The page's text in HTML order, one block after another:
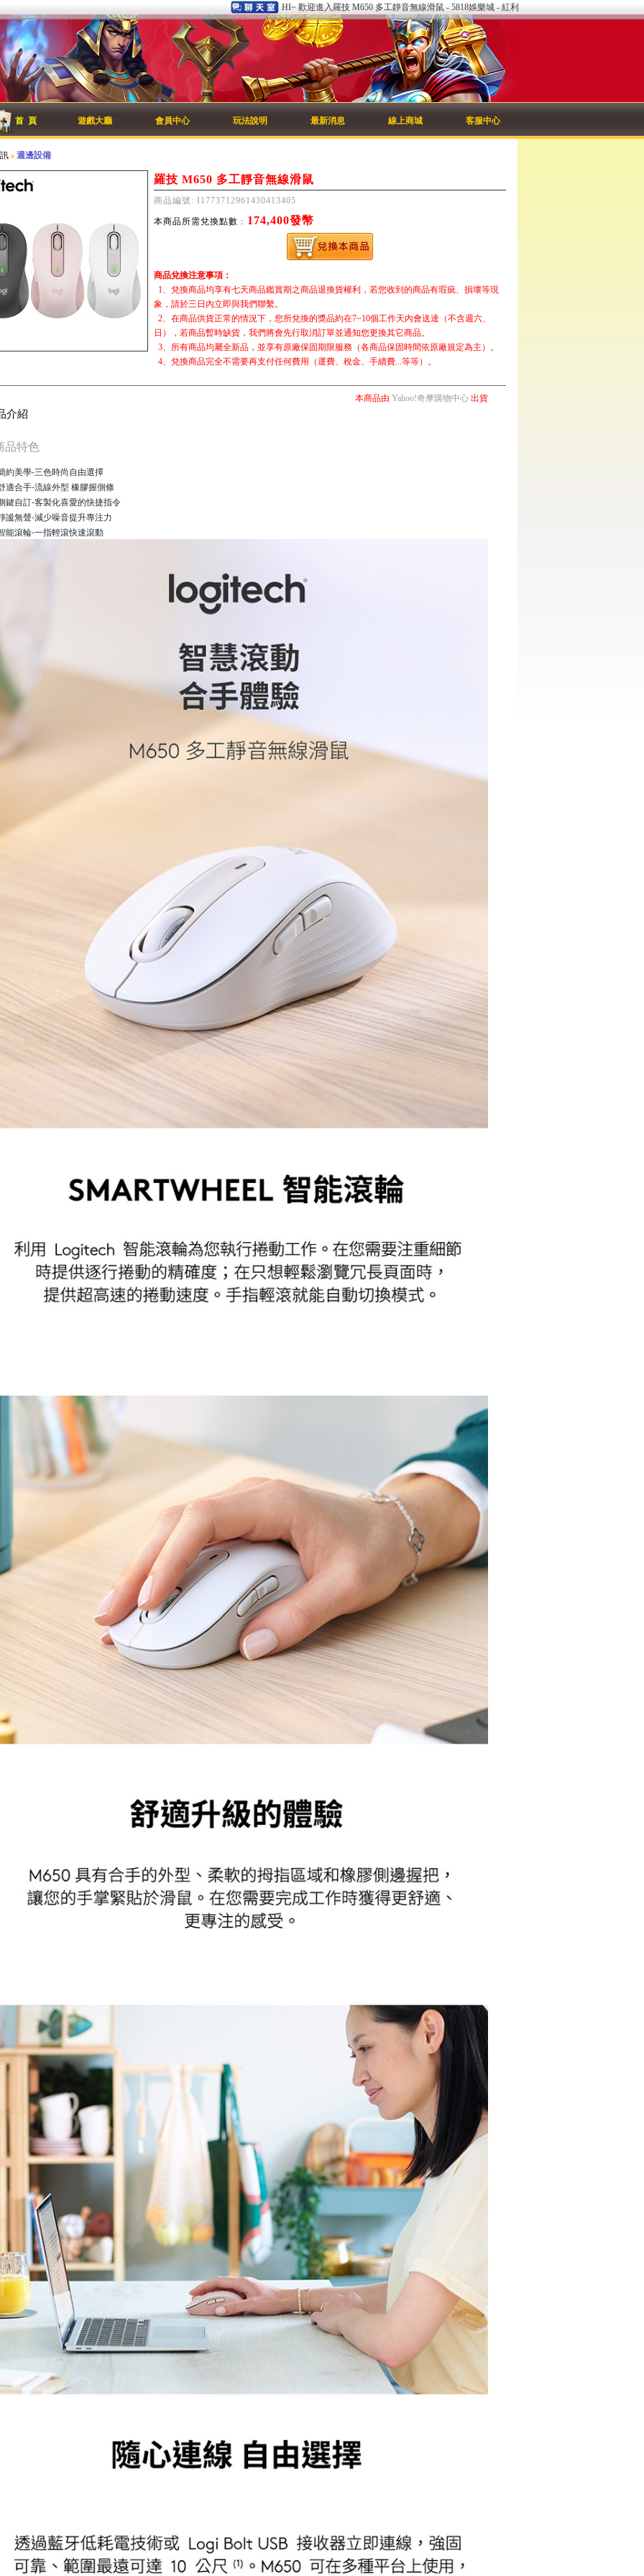
HI~ 歡迎進入羅技 M650 多工靜音無線滑鼠 - 5818娛樂城 - 紅利
商城 - 紅利商城！
首 頁 遊戲大廳 會員中心 玩法說明 最新消息 線上商城 客服中心
週邊設備
羅技 M650 多工靜音無線滑鼠
商品編號: I1773712961430413405
本商品所需兌換點數 : 174,400發幣
商品兌換注意事項：
1、兌換商品均享有七天商品鑑賞期之商品退換貨權利，若您收到的商品有瑕疵、損壞等現
象，請於三日內立即與我們聯繫。
2、在商品供貨正常的情況下，您所兌換的獎品約在7~10個工作天內會送達（不含週六、
日），若商品暫時缺貨，我們將會先行取消訂單並通知您更換其它商品。
3、所有商品均屬全新品，並享有原廠保固期限服務（各商品保固時間依原廠規定為主）。
4、兌換商品完全不需要再支付任何費用（運費、稅金、手續費...等等）。
本商品由 Yahoo!奇摩購物中心 出貨
介紹
品特色
約美學-三色時尚自由選擇
適合手-流線外型 橡膠握側條
鍵自訂-客製化喜愛的快捷指令
謐無聲-減少噪音提升專注力
能滾輪-一指輕滾快速滾動